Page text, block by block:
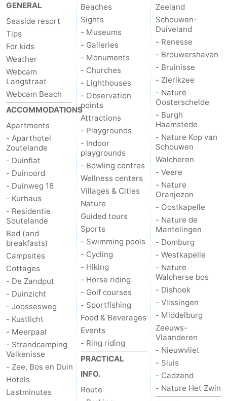
GENERAL
Seaside resort
Tips
For kids
Weather
Webcam
Langstraat
Webcam Beach
ACCOMMODATIONS
Apartments
- Aparthotel
Zoutelande
- Duinflat
- Duinoord
- Duinweg 18
- Kurhaus
- Residentie
Soutelande
Bed (and
breakfasts)
Campsites
Cottages
- De Zandput
- Duinzicht
- Joossesweg
- Kustlicht
- Meerpaal
- Strandcamping
Valkenisse
- Zee, Bos en Duin
Hotels
Lastminutes
Beaches
Sights
- Museums
- Galleries
- Monuments
- Churches
- Lighthouses
- Observation
points
Attractions
- Playgrounds
- Indoor
playgrounds
- Bowling centres
Wellness centers
Villages & Cities
Nature
Guided tours
Sports
- Swimming pools
- Cycling
- Hiking
- Horse riding
- Golf courses
- Sportfishing
Food & Beverages
Events
- Ring riding
PRACTICAL
INFO.
Route
Zeeland
Schouwen-
Duiveland
- Renesse
- Brouwershaven
- Bruinisse
- Zierikzee
- Nature
Oosterschelde
- Burgh
Haamstede
- Nature Kop van
Schouwen
Walcheren
- Veere
- Nature
Oranjezon
- Oostkapelle
- Nature de
Mantelingen
- Domburg
- Westkapelle
- Nature
Walcherse bos
- Dishoek
- Vlissingen
- Middelburg
Zeeuws-
Vlaanderen
- Nieuwvliet
- Sluis
- Cadzand
- Nature Het Zwin